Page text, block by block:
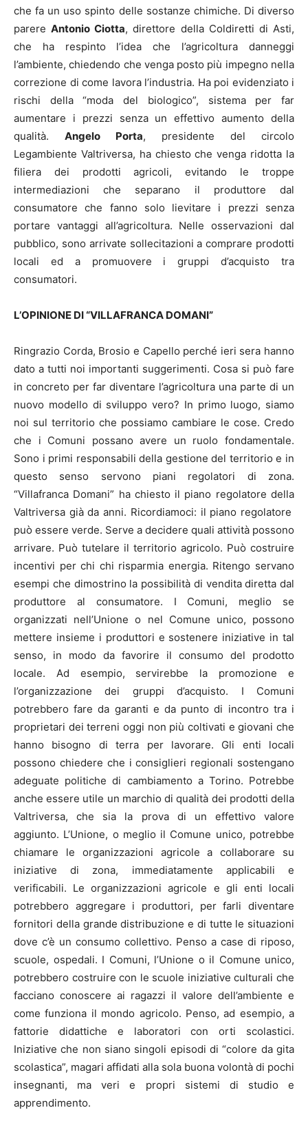
che fa un uso spinto delle sostanze chimiche. Di diverso
parereAntonio Ciotta, direttore della Coldiretti di Asti,
che ha respinto l’idea che l’agricoltura danneggi
l’ambiente, chiedendo che venga posto più impegno nella
correzione di come lavora l’industria. Ha poi evidenziato i
rischi della “moda del biologico”, sistema per far
aumentare i prezzi senza un effettivo aumento della
qualità. Angelo Porta, presidente del circolo
Legambiente Valtriversa, ha chiesto che venga ridotta la
filiera dei prodotti agricoli, evitando le troppe
intermediazioni che separano il produttore dal
consumatore che fanno solo lievitare i prezzi senza
portare vantaggi all’agricoltura. Nelle osservazioni dal
pubblico, sono arrivate sollecitazioni a comprare prodotti
locali ed a promuovere i gruppi d’acquisto tra
consumatori.
L’OPINIONE DI “VILLAFRANCA DOMANI”
Ringrazio Corda, Brosio e Capello perché ieri sera hanno
dato a tutti noi importanti suggerimenti. Cosa si può fare
in concreto per far diventare l’agricoltura una parte di un
nuovo modello di sviluppo vero? In primo luogo, siamo
noi sul territorio che possiamo cambiare le cose. Credo
che i Comuni possano avere un ruolo fondamentale.
Sono i primi responsabili della gestione del territorio e in
questo senso servono piani regolatori di zona.
“Villafranca Domani” ha chiesto il piano regolatore della
Valtriversa già da anni. Ricordiamoci: il piano regolatore
può essere verde. Serve a decidere quali attività possono
arrivare. Può tutelare il territorio agricolo. Può costruire
incentivi per chi chi risparmia energia. Ritengo servano
esempi che dimostrino la possibilità di vendita diretta dal
produttore al consumatore. I Comuni, meglio se
organizzati nell’Unione o nel Comune unico, possono
mettere insieme i produttori e sostenere iniziative in tal
senso, in modo da favorire il consumo del prodotto
locale. Ad esempio, servirebbe la promozione e
l’organizzazione dei gruppi d’acquisto. I Comuni
potrebbero fare da garanti e da punto di incontro tra i
proprietari dei terreni oggi non più coltivati e giovani che
hanno bisogno di terra per lavorare. Gli enti locali
possono chiedere che i consiglieri regionali sostengano
adeguate politiche di cambiamento a Torino. Potrebbe
anche essere utile un marchio di qualità dei prodotti della
Valtriversa, che sia la prova di un effettivo valore
aggiunto. L’Unione, o meglio il Comune unico, potrebbe
chiamare le organizzazioni agricole a collaborare su
iniziative di zona, immediatamente applicabili e
verificabili. Le organizzazioni agricole e gli enti locali
potrebbero aggregare i produttori, per farli diventare
fornitori della grande distribuzione e di tutte le situazioni
dove c’è un consumo collettivo. Penso a case di riposo,
scuole, ospedali. I Comuni, l’Unione o il Comune unico,
potrebbero costruire con le scuole iniziative culturali che
facciano conoscere ai ragazzi il valore dell’ambiente e
come funziona il mondo agricolo. Penso, ad esempio, a
fattorie didattiche e laboratori con orti scolastici.
Iniziative che non siano singoli episodi di “colore da gita
scolastica”, magari affidati alla sola buona volontà di pochi
insegnanti, ma veri e propri sistemi di studio e
apprendimento.